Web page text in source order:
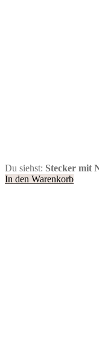
Du siehst: Stecker mit
In den Warenkorb